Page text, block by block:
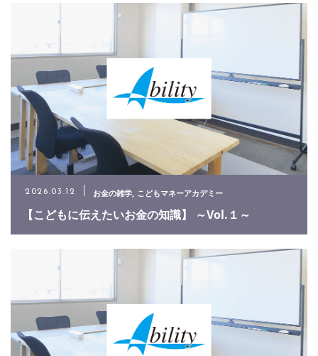
2026.03.12 お金の雑学 こどもマネーアカデミー
【こどもに伝えたいお金の知識】 ～Vol.１～